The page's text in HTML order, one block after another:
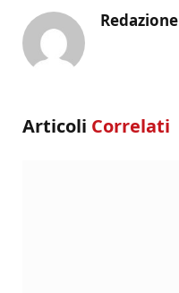
Redazione
Articoli Correlati